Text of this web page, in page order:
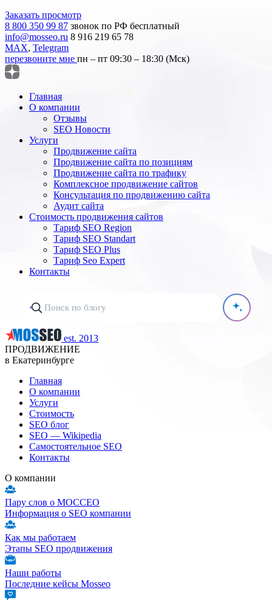
Заказать просмотр
8 800 350 99 87 звонок по РФ бесплатный
info@mosseo.ru 8 916 219 65 78
MAX, Telegram
перезвоните мне пн – пт 09:30 – 18:30 (Мск)
Главная
О компании
Отзывы
SEO Новости
Услуги
Продвижение сайта
Продвижение сайта по позициям
Продвижение сайта по трафику
Комплексное продвижение сайтов
Консультация по продвижению сайта
Аудит сайта
Стоимость продвижения сайтов
Тариф SEO Region
Тариф SEO Standart
Тариф SEO Plus
Тариф Seo Expert
Контакты
est. 2013
ПРОДВИЖЕНИЕ
в Екатеринбурге
Главная
О компании
Услуги
Стоимость
SEO блог
SEO — Wikipedia
Самостоятельное SEO
Контакты
О компании
Пару слов о МОССЕО
Информация о SEO компании
Как мы работаем
Этапы SEO продвижения
Наши работы
Последние кейсы Mosseo